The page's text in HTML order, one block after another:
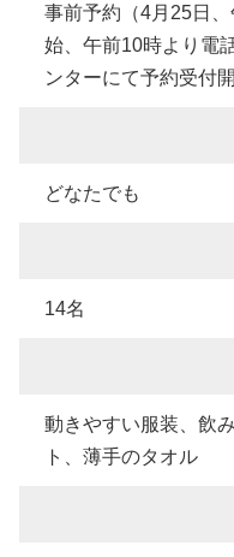
事前予約（4月25日
始、午前10時より電
ンターにて予約受付開
どなたでも
14名
動きやすい服装、飲
ト、薄手のタオル